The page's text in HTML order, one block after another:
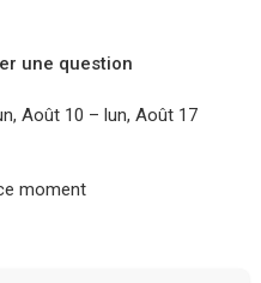
une question
Août 10 – lun, Août 17
moment